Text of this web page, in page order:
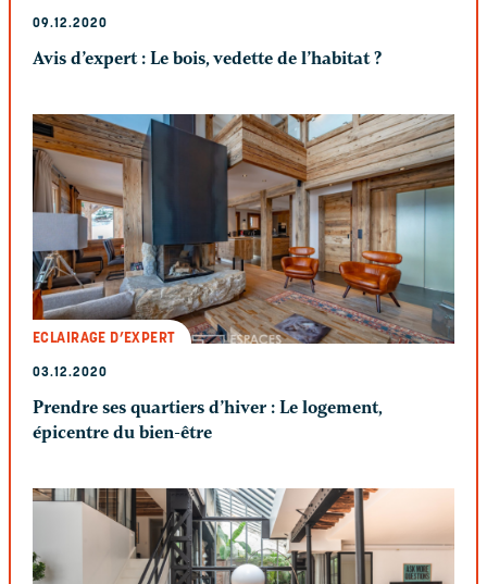
09.12.2020
Avis d’expert : Le bois, vedette de l’habitat ?
ECLAIRAGE D’EXPERT
03.12.2020
Prendre ses quartiers d’hiver : Le logement,
épicentre du bien-être